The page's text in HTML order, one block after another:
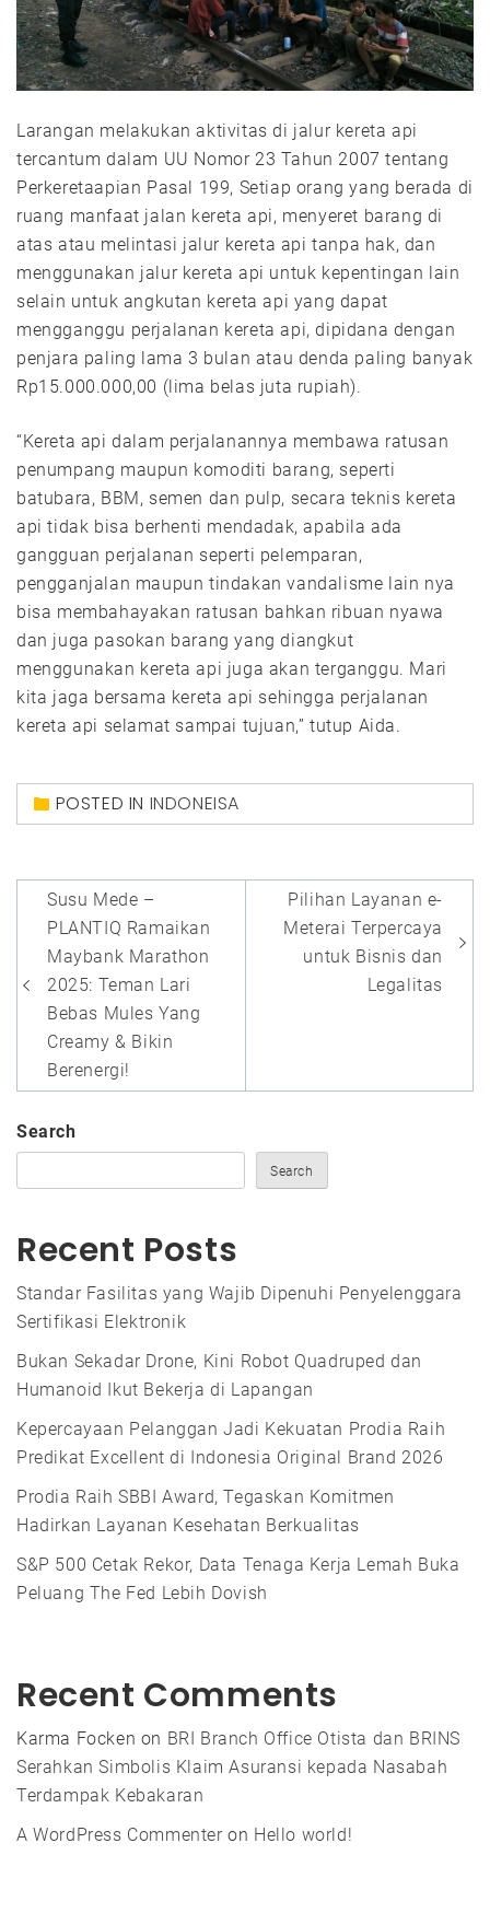
Larangan melakukan aktivitas di jalur kereta api
tercantum dalam UU Nomor 23 Tahun 2007 tentang
Perkeretaapian Pasal 199, Setiap orang yang berada di
ruang manfaat jalan kereta api, menyeret barang di
atas atau melintasi jalur kereta api tanpa hak, dan
menggunakan jalur kereta api untuk kepentingan lain
selain untuk angkutan kereta api yang dapat
mengganggu perjalanan kereta api, dipidana dengan
penjara paling lama 3 bulan atau denda paling banyak
Rp15.000.000,00 (lima belas juta rupiah).
“Kereta api dalam perjalanannya membawa ratusan
penumpang maupun komoditi barang, seperti
batubara, BBM, semen dan pulp, secara teknis kereta
api tidak bisa berhenti mendadak, apabila ada
gangguan perjalanan seperti pelemparan,
pengganjalan maupun tindakan vandalisme lain nya
bisa membahayakan ratusan bahkan ribuan nyawa
dan juga pasokan barang yang diangkut
menggunakan kereta api juga akan terganggu. Mari
kita jaga bersama kereta api sehingga perjalanan
kereta api selamat sampai tujuan,” tutup Aida.
POSTED IN INDONEISA
Post
navigation
Susu Mede –
PLANTIQ Ramaikan
Maybank Marathon
2025: Teman Lari
Bebas Mules Yang
Creamy & Bikin
Berenergi!
Pilihan Layanan e-
Meterai Terpercaya
untuk Bisnis dan
Legalitas
Search
Search
Recent Posts
Standar Fasilitas yang Wajib Dipenuhi Penyelenggara
Sertifikasi Elektronik
Bukan Sekadar Drone, Kini Robot Quadruped dan
Humanoid Ikut Bekerja di Lapangan
Kepercayaan Pelanggan Jadi Kekuatan Prodia Raih
Predikat Excellent di Indonesia Original Brand 2026
Prodia Raih SBBI Award, Tegaskan Komitmen
Hadirkan Layanan Kesehatan Berkualitas
S&P 500 Cetak Rekor, Data Tenaga Kerja Lemah Buka
Peluang The Fed Lebih Dovish
Recent Comments
Karma Focken on BRI Branch Office Otista dan BRINS
Serahkan Simbolis Klaim Asuransi kepada Nasabah
Terdampak Kebakaran
A WordPress Commenteron Hello world!